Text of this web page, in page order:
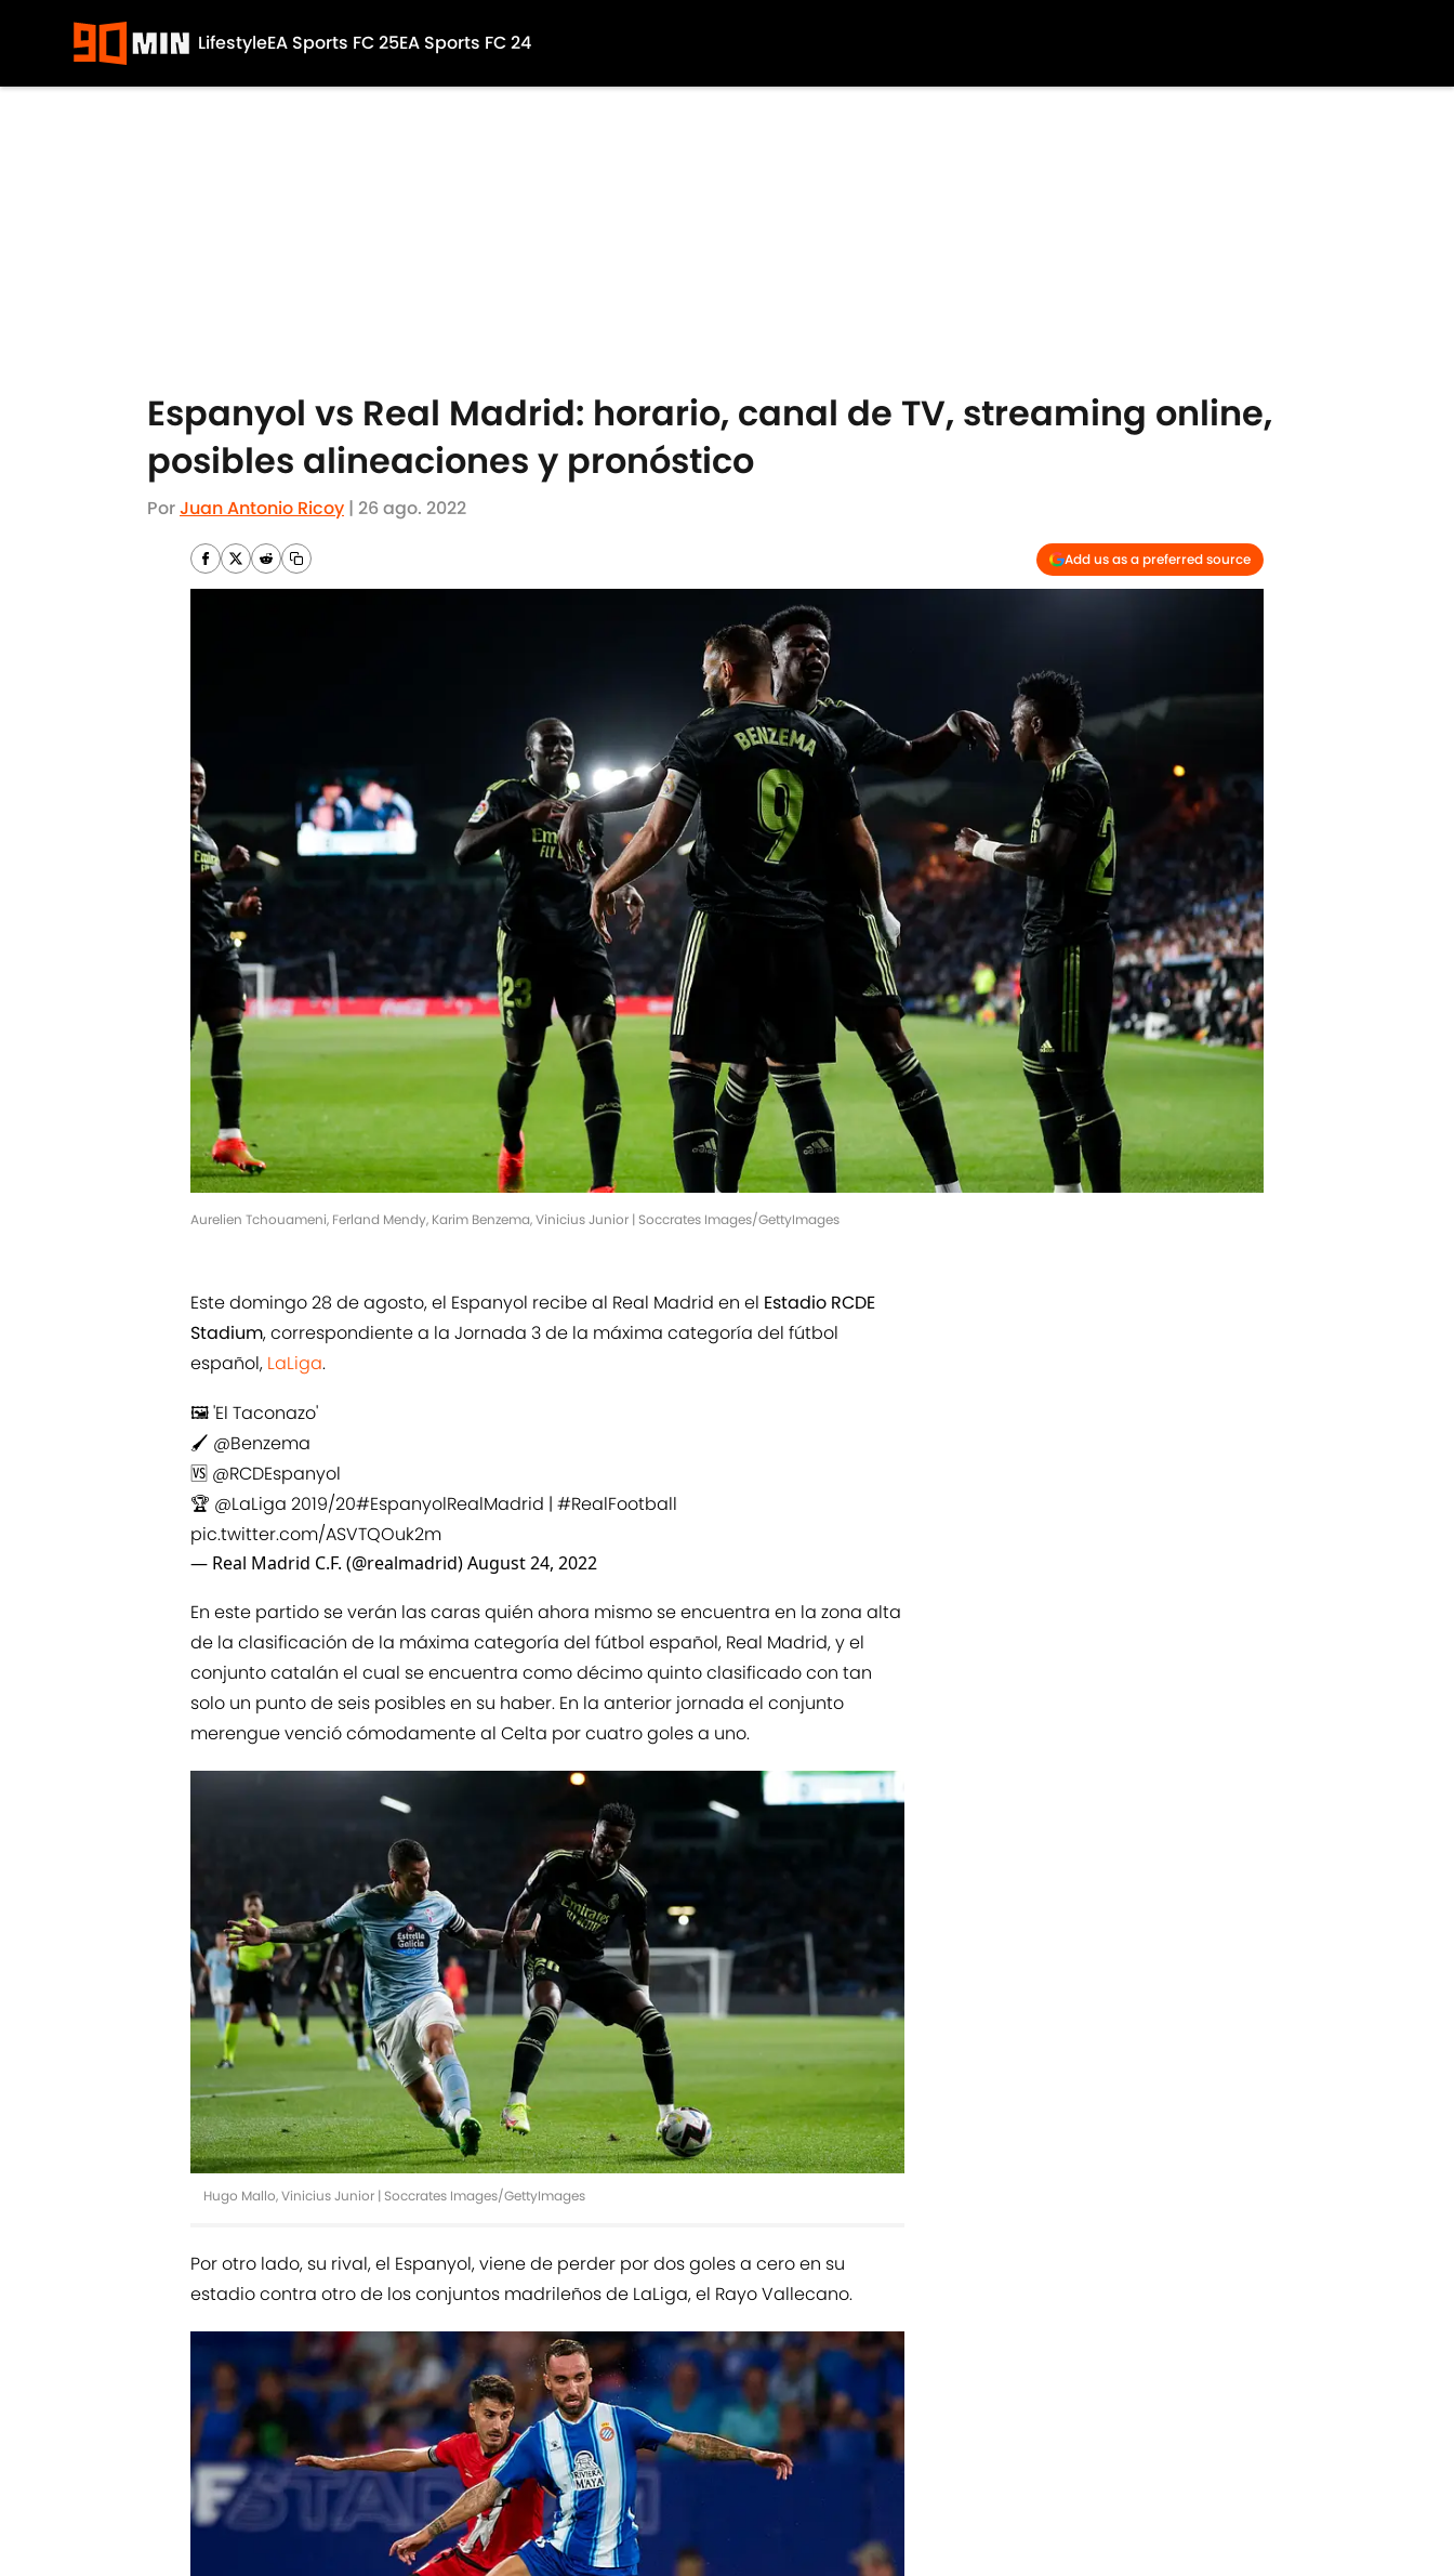
LifestyleEA Sports FC 25EA Sports FC 24
Espanyol vs Real Madrid: horario, canal de TV, streaming online,
posibles alineaciones y pronóstico
PorJuan Antonio Ricoy | 26 ago. 2022
Add us as a preferred source
Aurelien Tchouameni, Ferland Mendy, Karim Benzema, Vinicius Junior | Soccrates Images/GettyImages
Este domingo 28 de agosto, el Espanyol recibe al Real Madrid en el Estadio RCDE
Stadium, correspondiente a la Jornada 3 de la máxima categoría del fútbol
español, LaLiga.
🖼️ 'El Taconazo'
🖌️ @Benzema
🆚 @RCDEspanyol
🏆 @LaLiga 2019/20#EspanyolRealMadrid | #RealFootball
pic.twitter.com/ASVTQOuk2m
— Real Madrid C.F. (@realmadrid)August 24, 2022
En este partido se verán las caras quién ahora mismo se encuentra en la zona alta
de la clasificación de la máxima categoría del fútbol español, Real Madrid, y el
conjunto catalán el cual se encuentra como décimo quinto clasificado con tan
solo un punto de seis posibles en su haber. En la anterior jornada el conjunto
merengue venció cómodamente al Celta por cuatro goles a uno.
Hugo Mallo, Vinicius Junior | Soccrates Images/GettyImages
Por otro lado, su rival, el Espanyol, viene de perder por dos goles a cero en su
estadio contra otro de los conjuntos madrileños de LaLiga, el Rayo Vallecano.